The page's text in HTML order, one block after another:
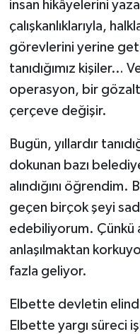
insan hikâyelerini
çalışkanlıklarıyla,
görevlerini yerine
tanıdığımız kişiler…
operasyon, bir
çerçeve değişir.
Bugün, yıllardır
dokunan bazı
alındığını öğrendim.
geçen birçok şeyi
edebiliyorum. Çünkü
anlaşılmaktan
fazla geliyor.
Elbette devletin
Elbette yargı süreci